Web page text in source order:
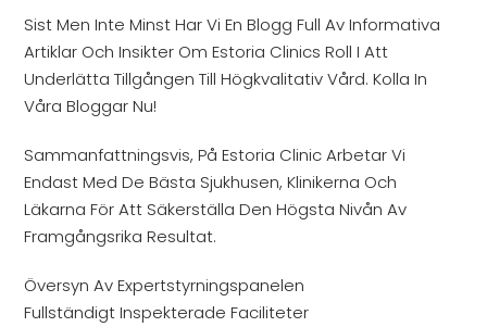
Sist Men Inte Minst Har Vi En Blogg Full Av Informativa
Artiklar Och Insikter Om Estoria Clinics Roll I Att
Underlätta Tillgången Till Högkvalitativ Vård. Kolla In
Våra Bloggar Nu!
Sammanfattningsvis, På Estoria Clinic Arbetar Vi
Endast Med De Bästa Sjukhusen, Klinikerna Och
Läkarna För Att Säkerställa Den Högsta Nivån Av
Framgångsrika Resultat.
Översyn Av Expertstyrningspanelen
Fullständigt Inspekterade Faciliteter